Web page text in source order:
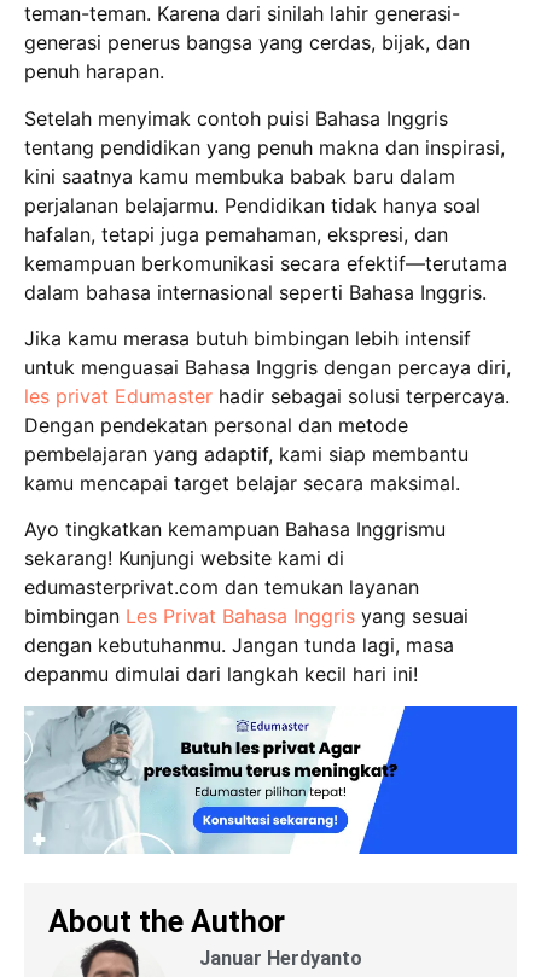
teman-teman. Karena dari sinilah lahir generasi-
generasi penerus bangsa yang cerdas, bijak, dan
penuh harapan.
Setelah menyimak contoh puisi Bahasa Inggris
tentang pendidikan yang penuh makna dan inspirasi,
kini saatnya kamu membuka babak baru dalam
perjalanan belajarmu. Pendidikan tidak hanya soal
hafalan, tetapi juga pemahaman, ekspresi, dan
kemampuan berkomunikasi secara efektif—terutama
dalam bahasa internasional seperti Bahasa Inggris.
Jika kamu merasa butuh bimbingan lebih intensif
untuk menguasai Bahasa Inggris dengan percaya diri,
les privat Edumaster hadir sebagai solusi terpercaya.
Dengan pendekatan personal dan metode
pembelajaran yang adaptif, kami siap membantu
kamu mencapai target belajar secara maksimal.
Ayo tingkatkan kemampuan Bahasa Inggrismu
sekarang! Kunjungi website kami di
edumasterprivat.com dan temukan layanan
bimbingan Les Privat Bahasa Inggris yang sesuai
dengan kebutuhanmu. Jangan tunda lagi, masa
depanmu dimulai dari langkah kecil hari ini!
About the Author
Januar Herdyanto